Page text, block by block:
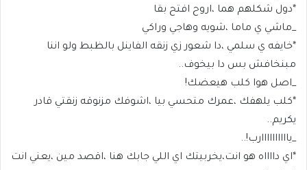
*دول شكلهم هما ،اروح افتح بقا
_ماشي ي ماما ،شويه وهاجي وراكي
*خايفه ي سلمي ،دا شعور زي زنقه الفاينل بالظبط ولو اننا
مبنخافش بس دا بيخوف..
_اصل هوا كلب هيعضك!
*كلب يلهفك ،عمرك متحسي بيا ،اشوفك مزنوقه زنقتي قادر
يكريم..
_ياااااااااارب!..
*اي دااااه هو انت،يخربيتك اي اللي جابك هنا ،اقصد مين ،يعني انت